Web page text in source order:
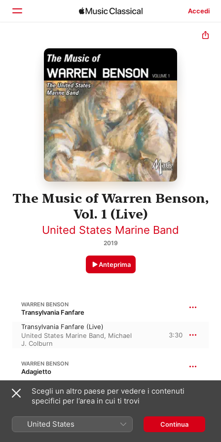
Accedi
Home
Scopri
Cerca
The Music of Warren Benson,
Vol. 1 (Live)
United States Marine Band
2019
Anteprima
WARREN BENSON
Transylvania Fanfare
Transylvania Fanfare (Live)
United States Marine Band, Michael
J. Colburn
3:30
WARREN BENSON
Adagietto
United States Marine Band,Colonel
Timothy W. Foley
11:25
WARREN BENSON
The Solitary Dancer
Scegli un altro paese per vedere i contenuti
specifici per l’area in cui ti trovi
United States Continua